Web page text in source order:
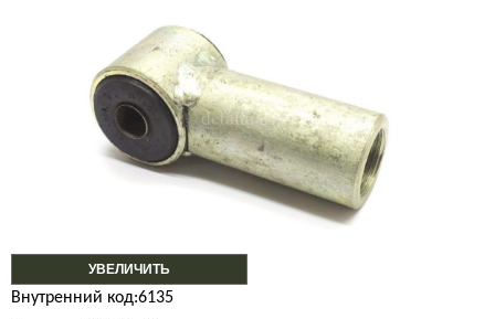
УВЕЛИЧИТЬ
Внутренний код:6135